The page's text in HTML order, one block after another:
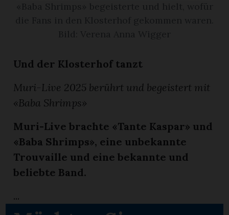
Und der Klosterhof tanzt
Muri-Live 2025 berührt und begeistert mit
«Baba Shrimps»
Muri-Live brachte «Tante Kaspar» und
«Baba Shrimps», eine unbekannte
Trouvaille und eine bekannte und
beliebte Band.
...